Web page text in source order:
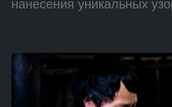
нанесения уникальных